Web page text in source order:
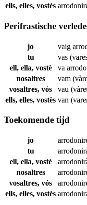
ells, elles, vostès
Perifrastische
jo vaig
tu
vas
ell, ella, vostè
va
nosaltres
vam
vosaltres, vós
vau
ells, elles, vostès van
Toekomende tijd
jo
tu
ell, ella, vostè
nosaltres
vosaltres, vós
ells, elles, vostès